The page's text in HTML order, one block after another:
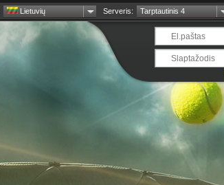
Lietuvių Serveris: Tarptautinis 4